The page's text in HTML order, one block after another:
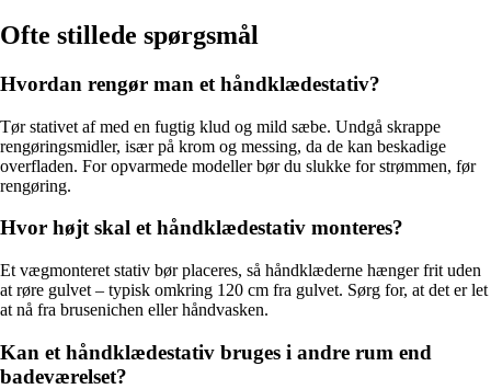
Ofte stillede spørgsmål
Hvordan rengør man et håndklædestativ?
Tør stativet af med en fugtig klud og mild sæbe. Undgå skrappe
rengøringsmidler, især på krom og messing, da de kan beskadige
overfladen. For opvarmede modeller bør du slukke for strømmen, før
rengøring.
Hvor højt skal et håndklædestativ monteres?
Et vægmonteret stativ bør placeres, så håndklæderne hænger frit uden
at røre gulvet – typisk omkring 120 cm fra gulvet. Sørg for, at det er let
at nå fra brusenichen eller håndvasken.
Kan et håndklædestativ bruges i andre rum end
badeværelset?